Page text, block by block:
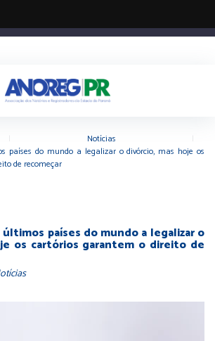
Notícias
países do mundo a legalizar o divórcio, mas hoje os
de recomeçar
países do mundo a legalizar o
os cartórios garantem o direito de